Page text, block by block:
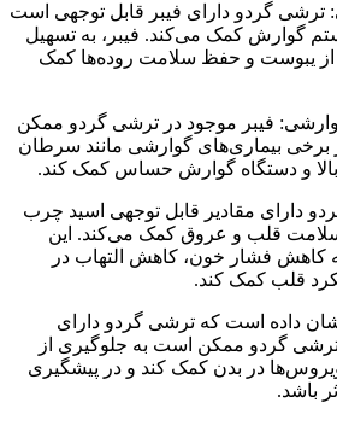
ترشی گردو دارای فیبر قابل توجهی است
گوارش کمک می‌کند. فیبر، به تسهیل
از یبوست و حفظ سلامت روده‌ها کمک
گوارشی: فیبر موجود در ترشی گردو ممکن
برخی بیماری‌های گوارشی مانند سرطان
و دستگاه گوارش حساس کمک کند.
دارای مقادیر قابل توجهی اسید چرب
سلامت قلب و عروق کمک می‌کند. این
فشار خون، کاهش التهاب در
قلب کمک کند.
داده است که ترشی گردو دارای
گردو ممکن است به جلوگیری از
در بدن کمک کند و در پیشگیری
باشد.